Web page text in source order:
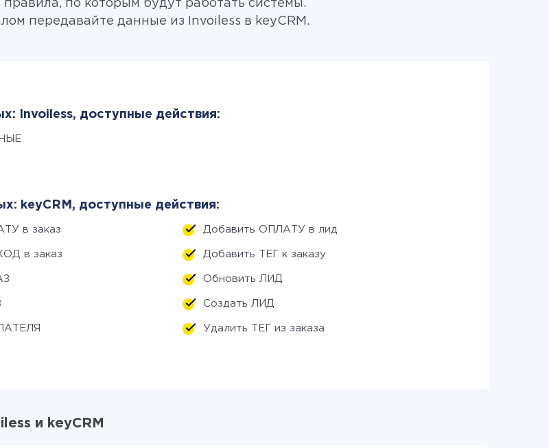
правила, по которым будут работать системы.
передавайте данные из Invoiless в keyCRM.
Invoiless, доступные действия:
keyCRM, доступные действия:
в заказ Добавить ОПЛАТУ в лид
в заказ Добавить ТЕГ к заказу
Обновить ЛИД
Создать ЛИД
Удалить ТЕГ из заказа
и keyCRM